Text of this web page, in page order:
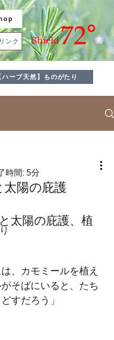
ンク
ーブ天然】ものがたり
太陽の庇護
時間: 5分
太陽の庇護、植
、カモミールを植え
そばにいると、たち
すだろう」